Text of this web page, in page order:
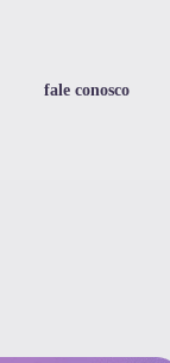
fale conosco